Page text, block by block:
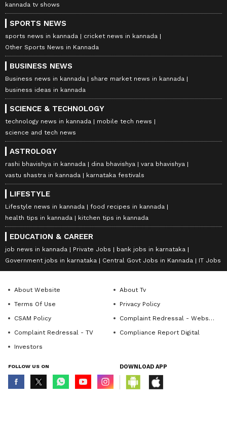
kannada tv shows
SPORTS NEWS
sports news in kannada
cricket news in kannada
Other Sports News in Kannada
BUSINESS NEWS
Business news in kannada
share market news in kannada
business ideas in kannada
SCIENCE & TECHNOLOGY
technology news in kannada
mobile tech news
science and tech news
ASTROLOGY
rashi bhavishya in kannada dina bhavishya
vara bhavishya
vastu shastra in kannada
karnataka festivals
LIFESTYLE
Lifestyle news in kannada
food recipes in kannada
health tips in kannada
kitchen tips in kannada
EDUCATION & CAREER
job news in kannada Private Jobs
bank jobs in karnataka
Government jobs in karnataka
Central Govt Jobs in Kannada IT Jobs
About Website
About Tv
Terms Of Use
Privacy Policy
CSAM Policy
Complaint Redressal - Website
Complaint Redressal - TV
Compliance Report Digital
Investors
FOLLOW US ON DOWNLOAD APP